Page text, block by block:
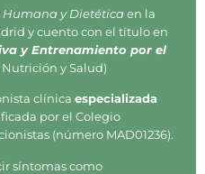
Humana y Dietética en la
y cuento con el título en
y Entrenamiento por el
y Salud)
clínica especializada
por el Colegio
(número MAD01236).
síntomas como